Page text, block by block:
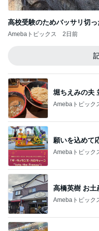
高校受験のためバッサリ切
Amebaトピックス 2日前
堀ちえみの夫
Amebaトピック
願いを込めて
Amebaトピック
高橋英樹 お土
Amebaトピック